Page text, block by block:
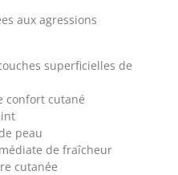
aux agressions
superficielles de
confort cutané
peau
de fraîcheur
cutanée